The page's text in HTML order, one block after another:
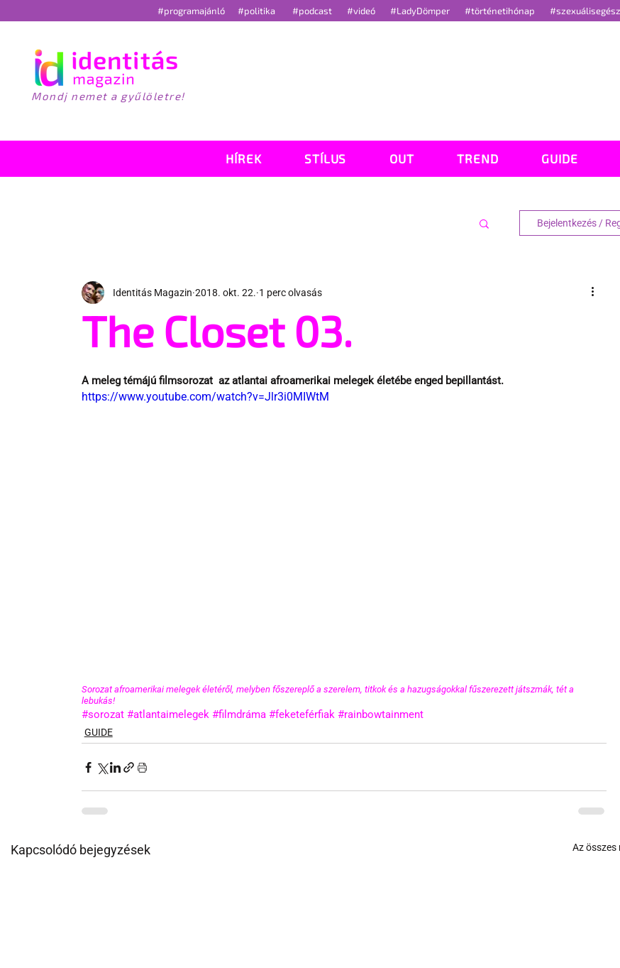
#programajánló #politika #podcast #videó #LadyDömper #történetihónap
Mondj nemet a gyűlöletre!
HÍREK STÍLUS OUT TREND GUIDE
Bejelentkezés /
The Closet 03.
Identitás Magazin 2018. okt. 22. 1 perc olvasás
A meleg témájú filmsorozat  az atlantai afroamerikai melegek életébe enged bepillantást.
https://www.youtube.com/watch?v=Jlr3i0MIWtM
Sorozat afroamerikai melegek életéről, melyben főszereplő a szerelem, titkok és a hazugságokkal fűszerezett játszmák, tét a
lebukás!
#sorozat #atlantaimelegek #filmdráma #feketeférfiak #rainbowtainment
GUIDE
Kapcsolódó bejegyzések Az összes